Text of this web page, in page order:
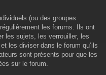
(ou des groupes
les forums. Ils ont
les sujets, les verrouiller, les
les diviser dans le forum qu’ils
sont présents pour que les
sur le forum.